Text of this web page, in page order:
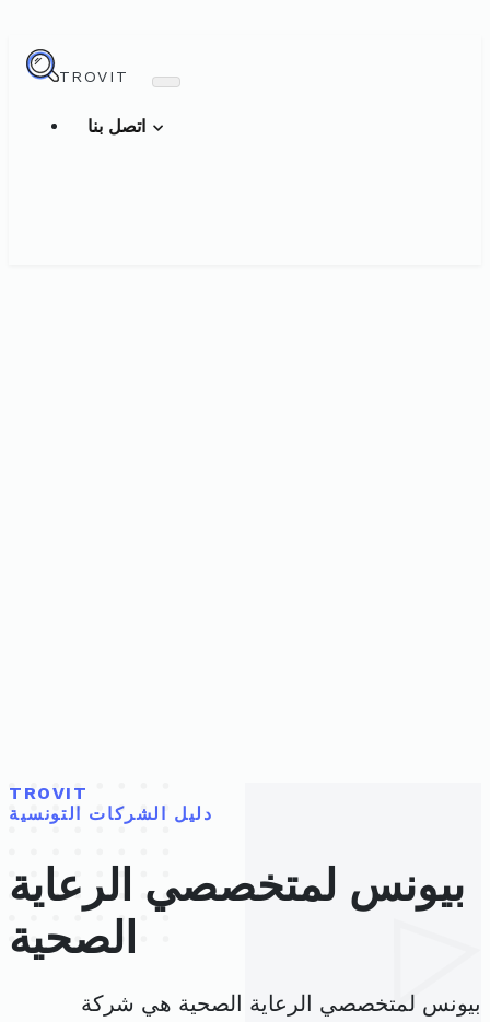
TROVIT
TROVIT
دليل الشركات التونسية
بيونس لمتخصصي الرعاية
الصحية
بيونس لمتخصصي الرعاية الصحية هي شركة